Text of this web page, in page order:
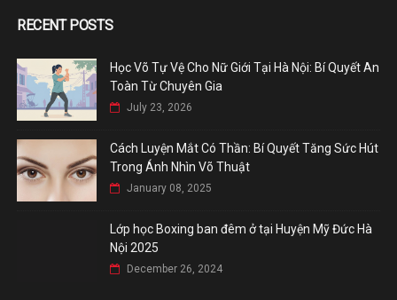
RECENT POSTS
Học Võ Tự Vệ Cho Nữ Giới Tại Hà Nội: Bí Quyết An
Toàn Từ Chuyên Gia
July 23, 2026
Cách Luyện Mắt Có Thần: Bí Quyết Tăng Sức Hút
Trong Ánh Nhìn Võ Thuật
January 08, 2025
Lớp học Boxing ban đêm ở tại Huyện Mỹ Đức Hà
Nội 2025
December 26, 2024